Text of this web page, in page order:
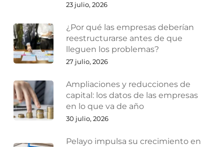
23 julio, 2026
¿Por qué las empresas deberían
reestructurarse antes de que
lleguen los problemas?
27 julio, 2026
Ampliaciones y reducciones de
capital: los datos de las empresas
en lo que va de año
30 julio, 2026
Pelayo impulsa su crecimiento en